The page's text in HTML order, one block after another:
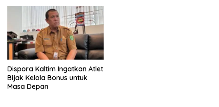
Dispora Kaltim Ingatkan Atlet
Bijak Kelola Bonus untuk
Masa Depan